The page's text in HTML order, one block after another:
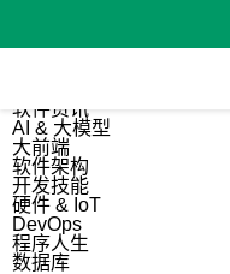
软件资讯
AI & 大模型
大前端
软件架构
开发技能
硬件 & IoT
DevOps
程序人生
数据库